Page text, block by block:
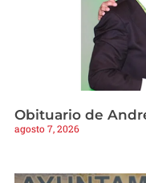
Obituario de
agosto 7, 2026